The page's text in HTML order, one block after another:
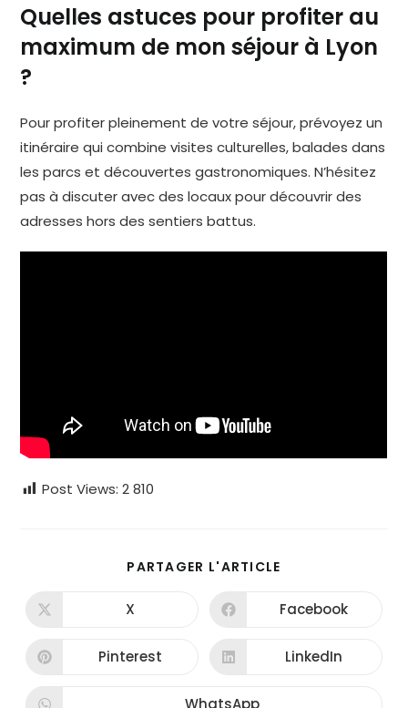
Quelles astuces pour profiter au
maximum de mon séjour à Lyon
?
Pour profiter pleinement de votre séjour, prévoyez un
itinéraire qui combine visites culturelles, balades dans
les parcs et découvertes gastronomiques. N’hésitez
pas à discuter avec des locaux pour découvrir des
adresses hors des sentiers battus.
Post Views: 2 810
PARTAGER L'ARTICLE
CONTENU
Ouvrir
autre
fenêtre
X Ouvrir
autre
fenêtre
Facebook
Ouvrir
Pinterest Ouvrir
LinkedIn
WhatsApp